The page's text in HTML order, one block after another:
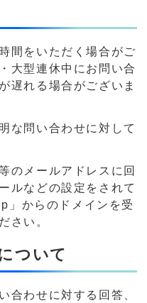
間をいただく場合がご
大型連休中にお問い合
遅れる場合がございま
な問い合わせに対して
のメールアドレスに回
ルなどの設定をされて
からのドメインを受
さい。
ついて
合わせに対する回答、